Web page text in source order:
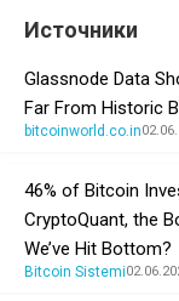
Источники
Glassnode Data
Far From Historic
bitcoinworld.co.in
46% of Bitcoin
CryptoQuant, the
We’ve Hit Bottom?
Bitcoin Sistemi